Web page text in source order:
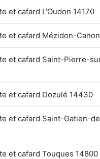
et cafard L'Oudon 14170
et cafard Mézidon-
et cafard Saint-Pierre-
et cafard Dozulé 14430
et cafard Saint-Gatien-
et cafard Touques 14800